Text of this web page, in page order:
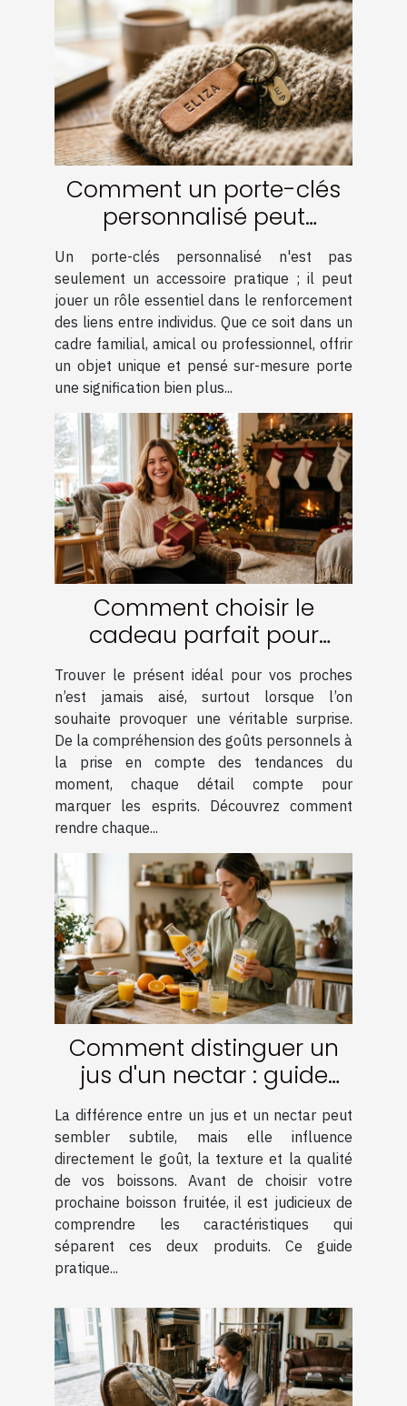
Comment un porte-clés
personnalisé peut
renforcer les liens ?
Un porte-clés personnalisé n'est pas
seulement un accessoire pratique ; il peut
jouer un rôle essentiel dans le renforcement
des liens entre individus. Que ce soit dans un
cadre familial, amical ou professionnel, offrir
un objet unique et pensé sur-mesure porte
une signification bien plus...
Comment choisir le
cadeau parfait pour
surprendre vos proches ?
Trouver le présent idéal pour vos proches
n’est jamais aisé, surtout lorsque l’on
souhaite provoquer une véritable surprise.
De la compréhension des goûts personnels à
la prise en compte des tendances du
moment, chaque détail compte pour
marquer les esprits. Découvrez comment
rendre chaque...
Comment distinguer un
jus d'un nectar : guide
pratique
La différence entre un jus et un nectar peut
sembler subtile, mais elle influence
directement le goût, la texture et la qualité
de vos boissons. Avant de choisir votre
prochaine boisson fruitée, il est judicieux de
comprendre les caractéristiques qui
séparent ces deux produits. Ce guide
pratique...